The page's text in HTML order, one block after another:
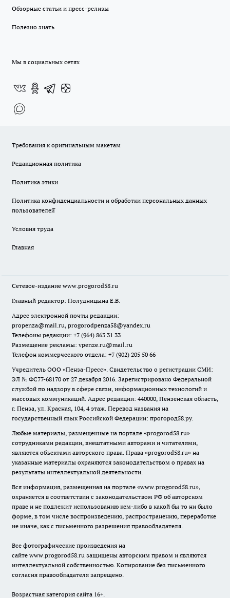
Обзорные статьи и пресс-релизы
Полезно знать
Мы в социальных сетях
Требования к оригинальным макетам
Редакционная политика
Политика этики
Политика конфиденциальности и обработки персональных данных
пользователей̆
Условия труда
Главная
Сетевое-издание www.progorod58.ru
Главный редактор: Полудницына Е.В.
Адрес электронной почты редакции:
propenza@mail.ru, progorodpenza58@yandex.ru
Телефоны редакции: +7 (964) 863 31 33
Размещение рекламы: vpenze.ru@mail.ru
Телефон коммерческого отдела: +7 (902) 205 50 66
Учредитель ООО «Пенза-Пресс». Свидетельство о регистрации СМИ:
ЭЛ № ФС77-68170 от 27 декабря 2016. Зарегистрировано Федеральной
службой по надзору в сфере связи, информационных технологий и
массовых коммуникаций. Адрес редакции: 440000, Пензенская область,
г. Пенза, ул. Красная, 104, 4 этаж. Перевод названия на
государственный язык Российской Федерации: прогород58.ру.
Любые материалы, размещенные на портале «progorod58.ru»
сотрудниками редакции, внештатными авторами и читателями,
являются объектами авторского права. Права «progorod58.ru» на
указанные материалы охраняются законодательством о правах на
результаты интеллектуальной деятельности.
Вся информация, размещенная на портале «www.progorod58.ru»,
охраняется в соответствии с законодательством РФ об авторском
праве и не подлежит использованию кем-либо в какой бы то ни было
форме, в том числе воспроизведению, распространению, переработке
не иначе, как с письменного разрешения правообладателя.
Все фотографические произведения на
сайте www.progorod58.ru защищены авторским правом и являются
интеллектуальной собственностью. Копирование без письменного
согласия правообладателя запрещено.
Возрастная категория сайта 16+.